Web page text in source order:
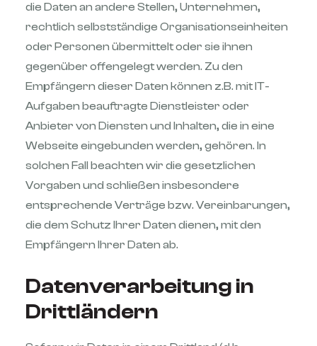
die Daten an andere Stellen, Unternehmen,
rechtlich selbstständige Organisationseinheiten
oder Personen übermittelt oder sie ihnen
gegenüber offengelegt werden. Zu den
Empfängern dieser Daten können z.B. mit IT-
Aufgaben beauftragte Dienstleister oder
Anbieter von Diensten und Inhalten, die in eine
Webseite eingebunden werden, gehören. In
solchen Fall beachten wir die gesetzlichen
Vorgaben und schließen insbesondere
entsprechende Verträge bzw. Vereinbarungen,
die dem Schutz Ihrer Daten dienen, mit den
Empfängern Ihrer Daten ab.
Datenverarbeitung in
Drittländern